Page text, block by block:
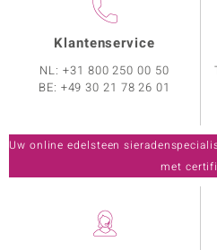
Klantenservice
NL:+31 800 250 00 50
BE: +49 30 21 78 26 01
Uw online edelsteen
met